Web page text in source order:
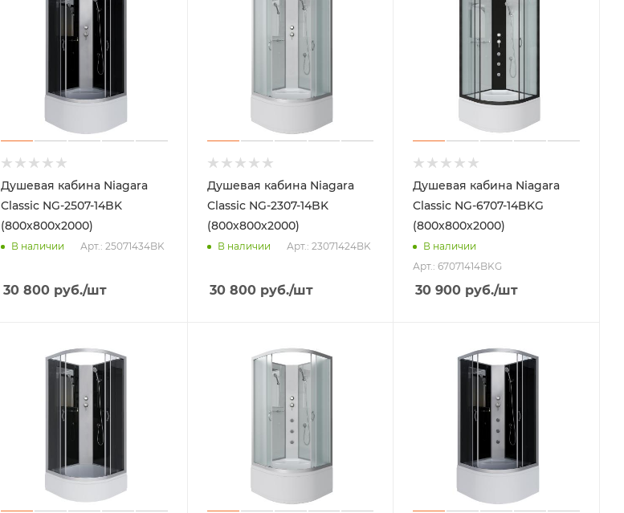
Душевая кабина Niagara
Classic NG-2507-14BK
(800х800х2000)
В наличии Арт.: 25071434BK
30 800 руб./шт
Душевая кабина Niagara
Classic NG-2307-14BK
(800х800х2000)
В наличии Арт.: 23071424BK
30 800руб./шт
Душевая кабина Niagara
Classic NG-6707-14BKG
(800х800х2000)
В наличии
Арт.: 67071414BKG
30 900 руб./шт